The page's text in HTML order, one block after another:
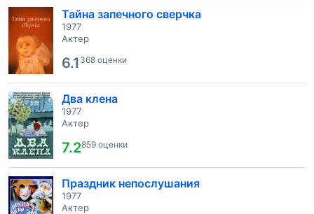
Тайна запечного сверчка
1977
Актер
6.1 368 оценки
Два клена
1977
Актер
7.2859 оценки
Праздник непослушания
1977
Актер